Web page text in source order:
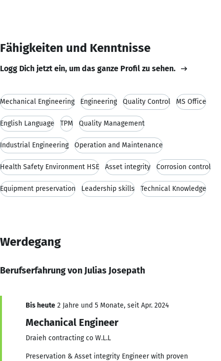
Fähigkeiten und Kenntnisse
Logg Dich jetzt ein, um das ganze Profil zu sehen.
Mechanical Engineering Engineering Quality Control MS Office
English Language TPM Quality Management
Industrial Engineering Operation and Maintenance
Health Safety Environment HSE Asset integrity Corrosion control
Equipment preservation Leadership skills Technical Knowledge
Werdegang
Berufserfahrung von Julias Josepath
Bis heute 2 Jahre und 5 Monate, seit Apr. 2024
Mechanical Engineer
Draieh contracting co W.L.L
Preservation & Asset integrity Engineer with proven